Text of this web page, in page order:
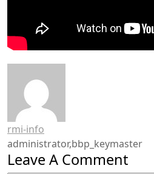
rmi-info
administrator,bbp_keymaster
Leave A Comment